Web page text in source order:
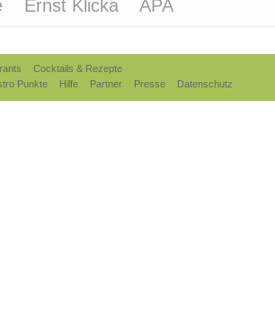
Ernst Klicka APA
Cocktails & Rezepte
Punkte Hilfe Partner Presse Datenschutz